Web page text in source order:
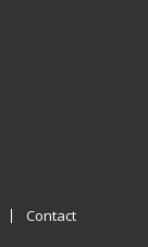
Contact